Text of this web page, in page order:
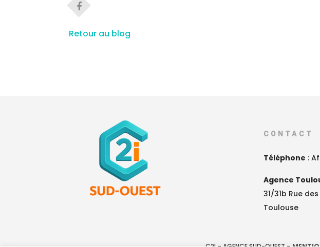
Retour au blog
CONTACT
Téléphone :
Agence
31/31b Rue
Toulouse